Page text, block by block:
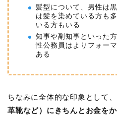
髪型について、男性は
は髪を染めている方も
いる方もいる
知事や副知事といった
性公務員はよりフォー
ある
ちなみに全体的な印象として、
革靴など）にきちんとお金を